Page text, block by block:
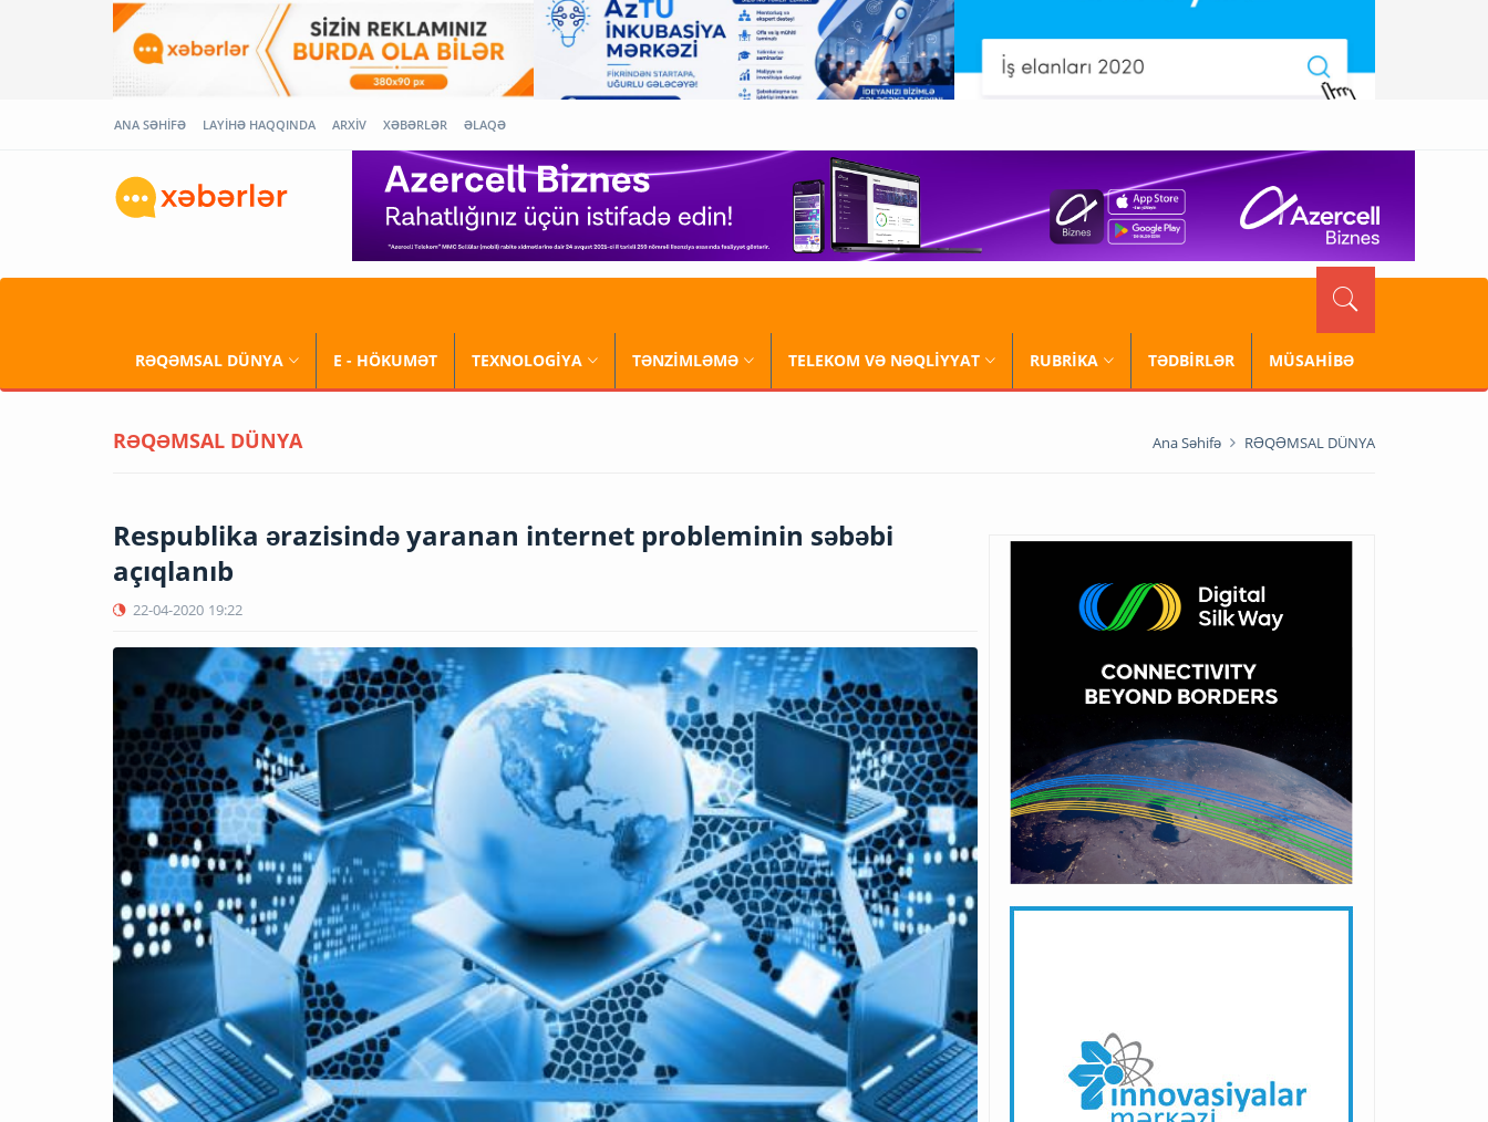
ANA SƏHİFƏ LAYİHƏ HAQQINDA ARXİV XƏBƏRLƏR ƏLAQƏ
RƏQƏMSAL DÜNYA E - HÖKUMƏT TEXNOLOGİYA TƏNZİMLƏMƏ TELEKOM VƏ NƏQLİYYAT RUBRİKA TƏDBİRLƏR MÜSAHİBƏ
RƏQƏMSAL DÜNYA Ana Səhifə RƏQƏMSAL DÜNYA
Respublika ərazisində yaranan internet probleminin səbəbi
açıqlanıb
22-04-2020 19:22